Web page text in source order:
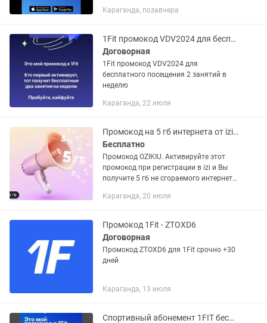
Используйте промокод AYN90 и
Караганда, позавчера
1Fit промокод VDV2024 для бесплатного посещения 2 занятий в неделю
Договорная
1Fit промокод VDV2024 для
бесплатного посещения 2 занятий в
неделю
Караганда, 22 июля
Промокод на 5 гб интернета от izi. Промокод OZIKIU
Бесплатно
Промокод OZIKIU. Активируйте этот
промокод при регистрации в izi и Вы
получите 5 гб не сгораемого интернета.
Караганда, 20 июля
Промокод 1Fit - ZTOXD6
Договорная
Промокод ZTOXD6 для 1Fit срочно +30
дней
Караганда, 13 июля
Спортивный абонемент 1FIT бесплатная тренировка С абонементом 1FIT